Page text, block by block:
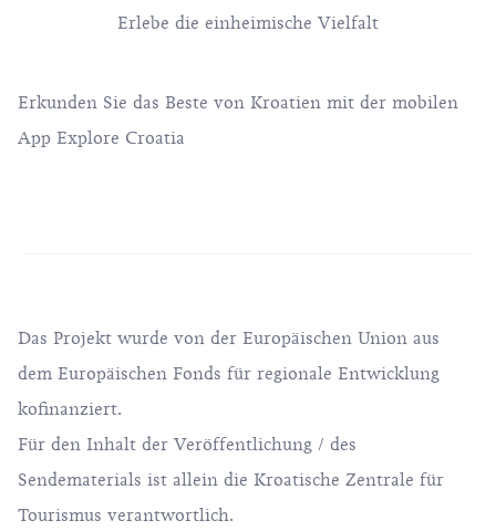
Erlebe die einheimische Vielfalt
Erkunden Sie das Beste von Kroatien mit der mobilen
App Explore Croatia
Das Projekt wurde von der Europäischen Union aus
dem Europäischen Fonds für regionale Entwicklung
kofinanziert.
Für den Inhalt der Veröffentlichung / des
Sendematerials ist allein die Kroatische Zentrale für
Tourismus verantwortlich.